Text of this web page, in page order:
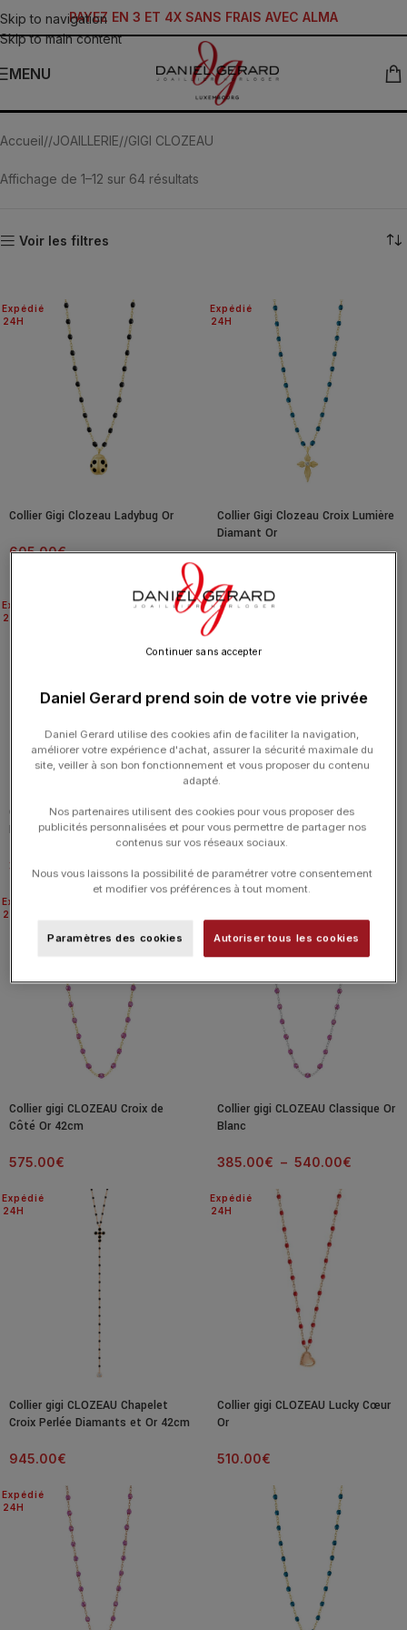
Skip to navigation
Skip to main content
PAYEZ EN 3 ET 4X SANS FRAIS AVEC ALMA
MENU Colliers
Accueil/ JOAILLERIE/ GIGI CLOZEAU
Affichage de 1–12 sur 64 résultats
Voir les filtres
24H
Expédié
Collier Gigi Clozeau Ladybug Or
605.00€
24H
Expédié
Collier Gigi Clozeau Croix Lumière
Diamant Or
24H
Expédié
Collier gigi CLOZEAU Classique Or
Rose 42cm
395.00
24H
Expédié
Collier gigi CLOZEAU Classique Or
Jaune
385.00
24H
Expédié
Collier gigi CLOZEAU Croix de
Côté Or 42cm
575.00€
Collier gigi CLOZEAU Classique Or
Blanc
385.00€ – 540.00€
24H
Expédié
Collier gigi CLOZEAU Chapelet
Croix Perlée Diamants et Or 42cm
945.00€
24H
Expédié
Collier gigi CLOZEAU Lucky Cœur
Or
510.00€
24H
Expédié
Daniel Gerard prend soin de votre vie privée
Daniel Gerard utilise des cookies afin de faciliter la navigation,
améliorer votre expérience d'achat, assurer la sécurité maximale du
site, veiller à son bon fonctionnement et vous proposer du contenu
adapté.
Nos partenaires utilisent des cookies pour vous proposer des
publicités personnalisées et pour vous permettre de partager nos
contenus sur vos réseaux sociaux.
Nous vous laissons la possibilité de paramétrer votre consentement
et modifier vos préférences à tout moment.
Paramètres des cookies Autoriser tous les cookies
Continuer sans accepter